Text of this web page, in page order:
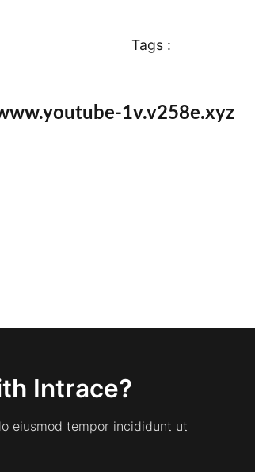
Tags :
1v.v258e.xyz
Intrace?
eiusmod tempor incididunt ut